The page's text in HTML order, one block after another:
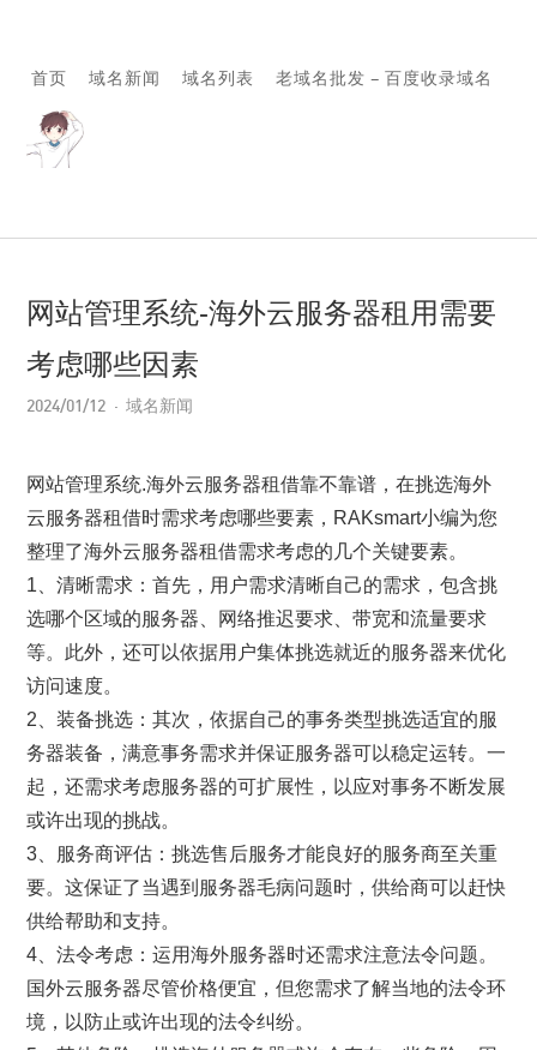
首页 域名新闻 域名列表 老域名批发 – 百度收录域名
网站管理系统-海外云服务器租用需要
考虑哪些因素
2024/01/12 域名新闻
网站管理系统.海外云服务器租借靠不靠谱，在挑选海外
云服务器租借时需求考虑哪些要素，RAKsmart小编为您
整理了海外云服务器租借需求考虑的几个关键要素。
1、清晰需求：首先，用户需求清晰自己的需求，包含挑
选哪个区域的服务器、网络推迟要求、带宽和流量要求
等。此外，还可以依据用户集体挑选就近的服务器来优化
访问速度。
2、装备挑选：其次，依据自己的事务类型挑选适宜的服
务器装备，满意事务需求并保证服务器可以稳定运转。一
起，还需求考虑服务器的可扩展性，以应对事务不断发展
或许出现的挑战。
3、服务商评估：挑选售后服务才能良好的服务商至关重
要。这保证了当遇到服务器毛病问题时，供给商可以赶快
供给帮助和支持。
4、法令考虑：运用海外服务器时还需求注意法令问题。
国外云服务器尽管价格便宜，但您需求了解当地的法令环
境，以防止或许出现的法令纠纷。